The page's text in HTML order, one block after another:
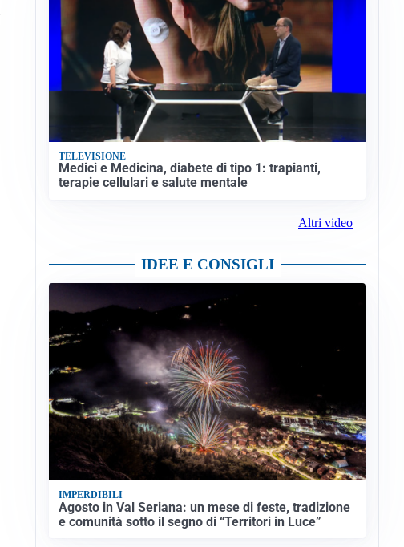
TELEVISIONE
Medici e Medicina, diabete di tipo 1: trapianti,
terapie cellulari e salute mentale
Altri video
IDEE E CONSIGLI
IMPERDIBILI
Agosto in Val Seriana: un mese di feste, tradizione
e comunità sotto il segno di “Territori in Luce”